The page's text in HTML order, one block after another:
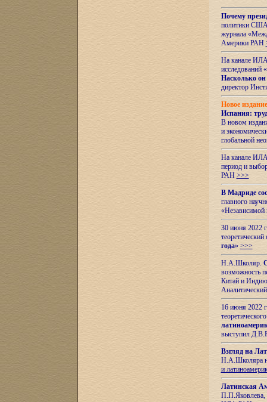
Почему
политики США
журнала
Америки РАН
На канале ИЛА
исследований «
Насколько он
директор
Новое
Испания:
В новом
и
глобальной
На канале
период и
РАН >>>
В Мадриде
главного
«Независимой
30 июня 2022
года» >>>
Н.А.Школяр.
возможность
Китай и
16 июня 2022
выступил
Взгляд на
Н.А.Школяра
и
Латинская
П.П.Яковлева,